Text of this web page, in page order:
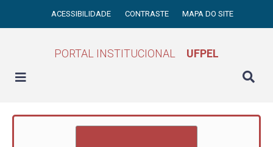
ACESSIBILIDADE CONTRASTE MAPA DO SITE
PORTAL INSTITUCIONAL UFPEL